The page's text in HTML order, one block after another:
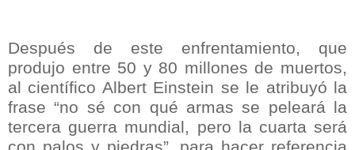
Después de este enfrentamiento, que
produjo entre 50 y 80 millones de muertos,
al científico Albert Einstein se le atribuyó la
frase “no sé con qué armas se peleará la
tercera guerra mundial, pero la cuarta será